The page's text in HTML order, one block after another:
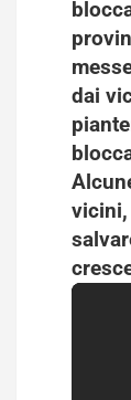
dai